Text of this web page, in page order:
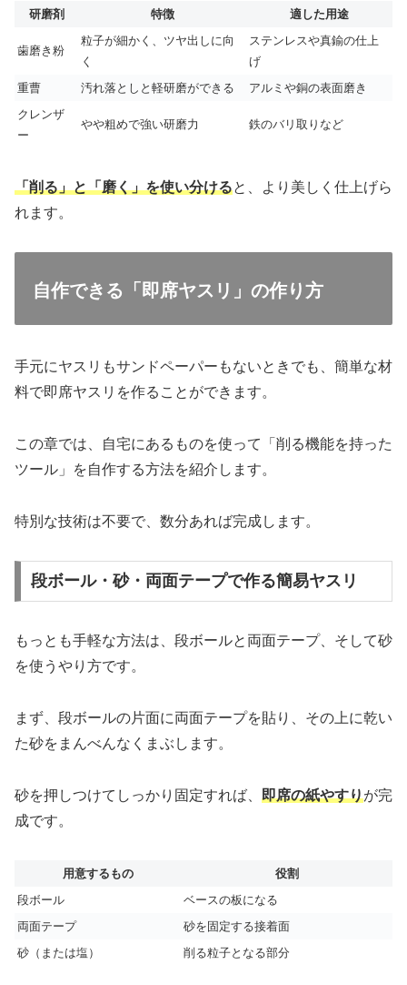
研磨剤 特徴 適した用途
歯磨き粉
粒子が細かく、ツヤ出しに向
く
ステンレスや真鍮の仕上
げ
重曹
汚れ落としと軽研磨ができる
アルミや銅の表面磨き
クレンザ
ー
やや粗めで強い研磨力 鉄のバリ取りなど
「削る」と「磨く」を使い分けると、より美しく仕上げら
れます。
自作できる「即席ヤスリ」の作り方
手元にヤスリもサンドペーパーもないときでも、簡単な材
料で即席ヤスリを作ることができます。
この章では、自宅にあるものを使って「削る機能を持った
ツール」を自作する方法を紹介します。
特別な技術は不要で、数分あれば完成します。
段ボール・砂・両面テープで作る簡易ヤスリ
もっとも手軽な方法は、段ボールと両面テープ、そして砂
を使うやり方です。
まず、段ボールの片面に両面テープを貼り、その上に乾い
た砂をまんべんなくまぶします。
砂を押しつけてしっかり固定すれば、 即席の紙やすりが完
成です。
用意するもの
役割
段ボール
ベースの板になる
両面テープ
砂を固定する接着面
砂（または塩）
削る粒子となる部分